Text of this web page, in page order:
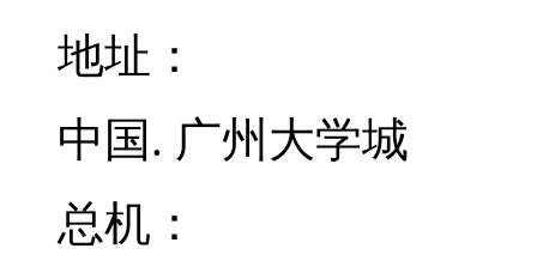
地址：
中国. 广州大学城
总机：